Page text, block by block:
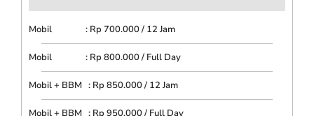
Mobil : Rp 700.000 / 12 Jam
Mobil : Rp 800.000 / Full Day
Mobil + BBM : Rp 850.000 / 12 Jam
Mobil + BBM : Rp 950.000 / Full Day